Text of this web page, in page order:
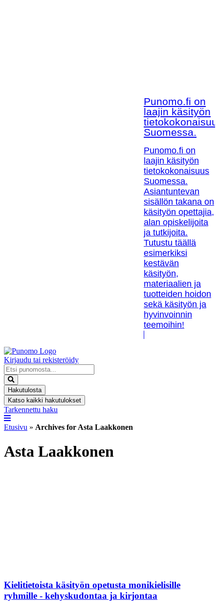
Punomo.fi on
laajin käsityön
Suomessa.
Punomo.fi on
laajin käsityön
tietokokonaisuus
Suomessa.
Asiantuntevan
sisällön takana on
käsityön opettajia,
alan opiskelijoita
ja tutkijoita.
Tutustu täällä
esimerkiksi
kestävän
käsityön,
materiaalien ja
tuotteiden hoidon
sekä käsityön ja
hyvinvoinnin
teemoihin!
Kirjaudu tai rekisteröidy
Search
...
Hakutulosta
Katso kaikki hakutulokset
Tarkennettu haku
Etusivu » Archives for Asta Laakkonen
Asta Laakkonen
Kielitietoista käsityön opetusta monikielisille
ryhmille - kehyskudontaa ja kirjontaa